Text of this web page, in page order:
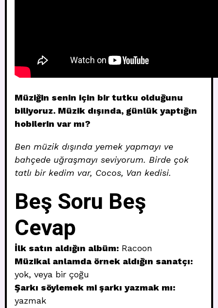
Müziğin senin için bir tutku olduğunu
biliyoruz. Müzik dışında, günlük yaptığın
hobilerin var mı?
Ben müzik dışında yemek yapmayı ve
bahçede uğraşmayı seviyorum. Birde çok
tatlı bir kedim var, Cocos, Van kedisi.
Beş Soru Beş
Cevap
İlk satın aldığın albüm: Racoon
Müzikal anlamda örnek aldığın sanatçı:
yok, veya bir çoğu
Şarkı söylemek mi şarkı yazmak mı:
yazmak